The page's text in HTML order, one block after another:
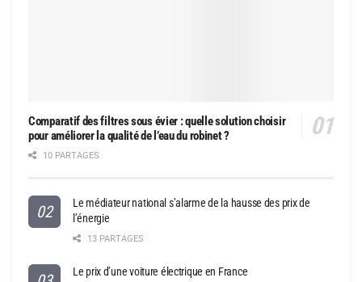
Comparatif des filtres sous évier : quelle solution choisir
pour améliorer la qualité de l’eau du robinet ?
10 PARTAGES
Le médiateur national s’alarme de la hausse des prix de
l’énergie
13 PARTAGES
Le prix d’une voiture électrique en France